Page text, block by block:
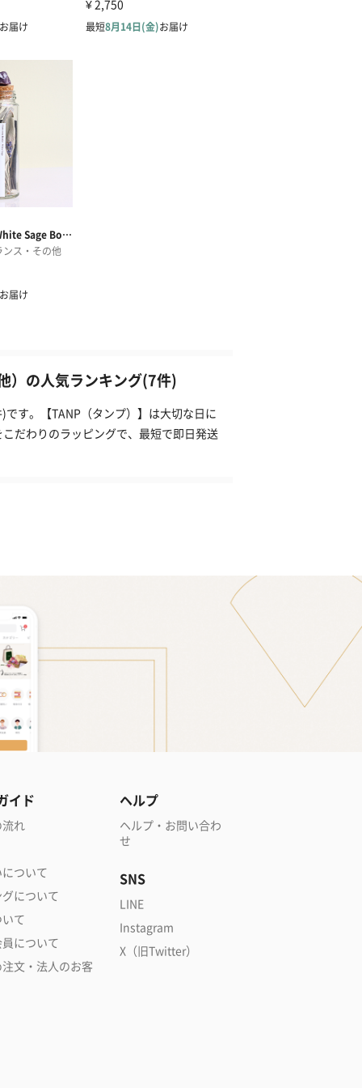
）の人気ランキング(7件)
す。【TANP（タンプ）】は大切な日に
だわりのラッピングで、最短で即日発送
イド
れ
ついて
について
て
について
文・法人のお客
ヘルプ
ヘルプ・お問い合わ
せ
SNS
LINE
Instagram
X（旧Twitter）